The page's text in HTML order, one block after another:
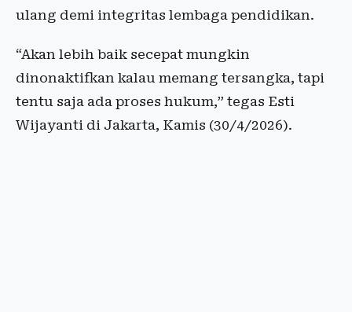
ulang demi integritas lembaga pendidikan.
“Akan lebih baik secepat mungkin
dinonaktifkan kalau memang tersangka, tapi
tentu saja ada proses hukum,” tegas Esti
Wijayanti di Jakarta, Kamis (30/4/2026).